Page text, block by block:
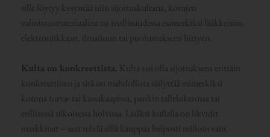
sille löytyy kysyntää niin sijoituskultana, korujen
valmistusmateriaalina tai teollisuudessa esimerkiksi lääkkeisiin,
elektroniikkaan, ilmailuun tai puolustukseen liittyen.
Kulta on konkreettista. Kulta voi olla sijoituksena erittäin
konkreettinen ja sitä on mahdollista säilyttää esimerkiksi
kotona turva- tai kassakaapissa, pankin tallelokerossa tai
erillisessä ulkoisessa holvissa. Lisäksi kullalla on likvidit
markkinat – saat tehdä sillä kauppaa helposti milloin vain.